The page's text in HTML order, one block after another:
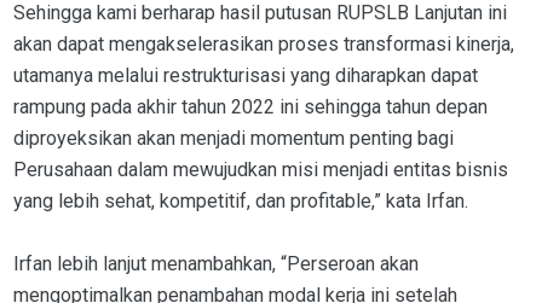
Sehingga kami berharap hasil putusan RUPSLB Lanjutan ini
akan dapat mengakselerasikan proses transformasi kinerja,
utamanya melalui restrukturisasi yang diharapkan dapat
rampung pada akhir tahun 2022 ini sehingga tahun depan
diproyeksikan akan menjadi momentum penting bagi
Perusahaan dalam mewujudkan misi menjadi entitas bisnis
yang lebih sehat, kompetitif, dan profitable,” kata Irfan.
Irfan lebih lanjut menambahkan, “Perseroan akan
mengoptimalkan penambahan modal kerja ini setelah